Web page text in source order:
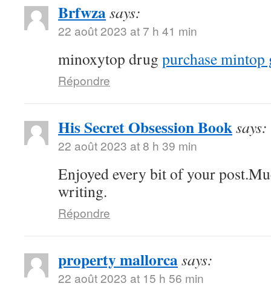
Brfwzasays:
22 août 2023 at 7 h 41 min
minoxytop drug purchase mintop
Répondre
His Secret Obsession Booksays:
22 août 2023 at 8 h 39 min
Enjoyed every bit of your
writing.
Répondre
property mallorcasays:
22 août 2023 at 15 h 56 min